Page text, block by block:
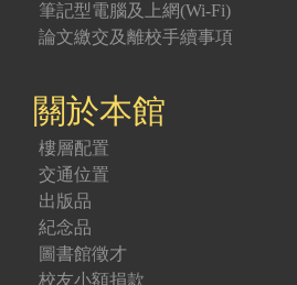
筆記型電腦及上網(Wi-Fi)
論文繳交及離校手續事項
關於本館
樓層配置
交通位置
出版品
紀念品
圖書館徵才
校友小額捐款